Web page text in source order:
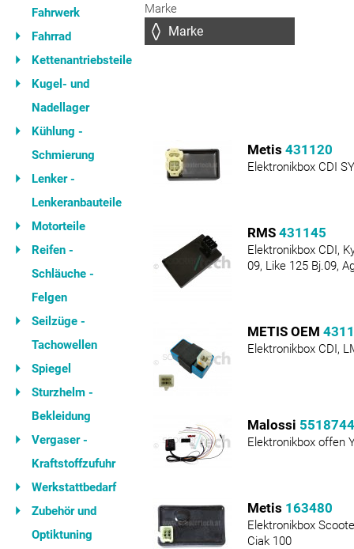
Fahrwerk
Fahrrad
Kettenantriebsteile
Kugel- und
Nadellager
Kühlung -
Schmierung
Lenker -
Lenkeranbauteile
Motorteile
Reifen -
Schläuche -
Felgen
Seilzüge -
Tachowellen
Spiegel
Sturzhelm -
Bekleidung
Vergaser -
Kraftstoffzufuhr
Werkstattbedarf
Zubehör und
Optiktuning
Marke
Metis 431120
Elektronikbox CDI
RMS 431145
Elektronikbox CDI,
09, Like 125 Bj.09,
METIS OEM
Elektronikbox CDI,
Malossi 5518744
Elektronikbox offen
Metis 163480
Elektronikbox
Ciak 100